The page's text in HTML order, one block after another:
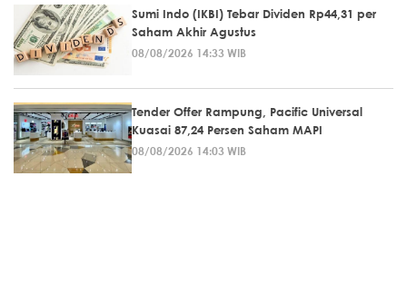
Sumi Indo (IKBI) Tebar Dividen Rp44,31 per
Saham Akhir Agustus
08/08/2026 14:33 WIB
Tender Offer Rampung, Pacific Universal
Kuasai 87,24 Persen Saham MAPI
08/08/2026 14:03 WIB